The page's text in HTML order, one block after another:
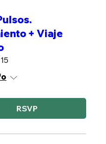
+ Viaje
RSVP